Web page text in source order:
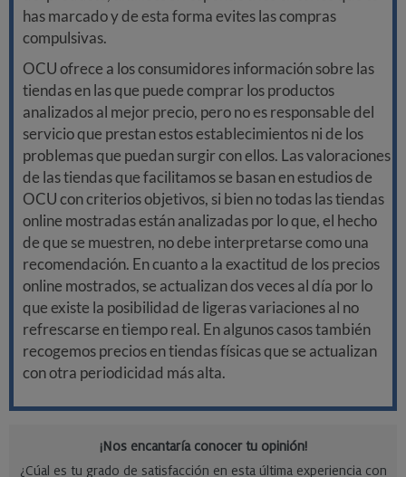
has marcado y de esta forma evites las compras
compulsivas.
OCU ofrece a los consumidores información sobre las
tiendas en las que puede comprar los productos
analizados al mejor precio, pero no es responsable del
servicio que prestan estos establecimientos ni de los
problemas que puedan surgir con ellos. Las valoraciones
de las tiendas que facilitamos se basan en estudios de
OCU con criterios objetivos, si bien no todas las tiendas
online mostradas están analizadas por lo que, el hecho
de que se muestren, no debe interpretarse como una
recomendación. En cuanto a la exactitud de los precios
online mostrados, se actualizan dos veces al día por lo
que existe la posibilidad de ligeras variaciones al no
refrescarse en tiempo real. En algunos casos también
recogemos precios en tiendas físicas que se actualizan
con otra periodicidad más alta.